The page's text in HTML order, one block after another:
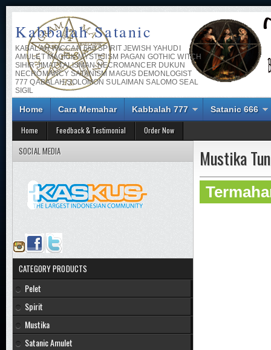
Kabbalah Satanic
KABALAH WICCAN 666 SPIRIT JEWISH YAHUDI
AMULET MAGICK MYSTICISM PAGAN GOTHIC WITCH
SIHIR JIMAT TALISMAN NECROMANCER DUKUN
NECROMANCY SATANISM MAGUS DEMONLOGIST
777 QABALAH SOLOMON SULAIMAN SALOMO SEAL
SIGIL
Home Cara Memahar Kabbalah 777 Satanic 666
Home Feedback & Testimonial Order Now
Mustika
SOCIAL MEDIA
CATEGORY PRODUCTS
Pelet
Spirit
Mustika
Satanic Amulet